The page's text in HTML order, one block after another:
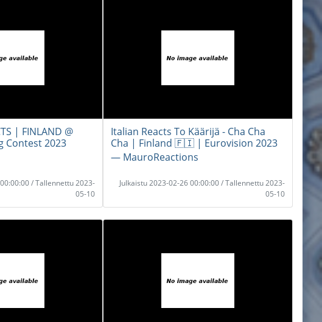
| FINLAND @
Contest 2023
/ Tallennettu 2023-
05-10
Italian Reacts To Käärijä - Cha Cha
Cha | Finland 🇫🇮 | Eurovision 2023
― MauroReactions
Julkaistu 2023-02-26 00:00:00 / Tallennettu 2023-
05-10